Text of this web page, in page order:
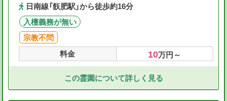
日南線「飫肥駅」から徒歩約16分
入檀義務が無い
宗教不問
料金
10万円～
この霊園について詳しく見る